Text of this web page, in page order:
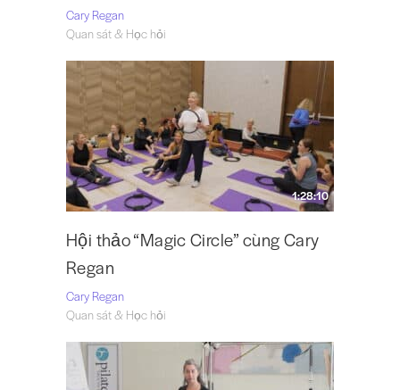
Cary Regan
Quan sát & Học hỏi
1:28:10
Hội thảo “Magic Circle” cùng Cary
Regan
Cary Regan
Quan sát & Học hỏi